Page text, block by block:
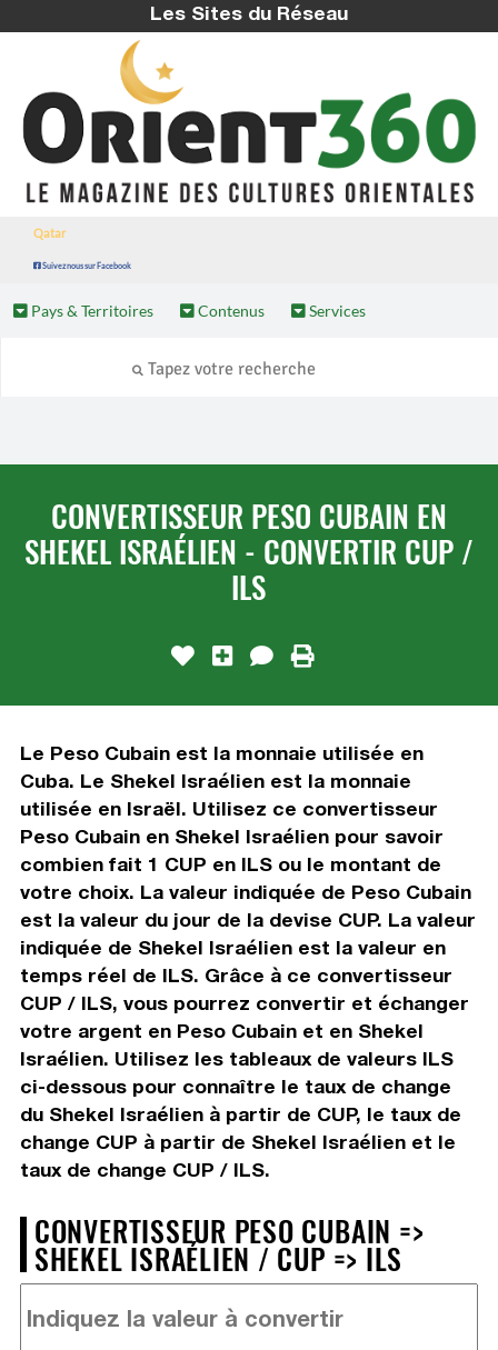
Les Sites du Réseau
Qatar
Suivez nous sur Facebook
Pays & Territoires Contenus Services
CONVERTISSEUR PESO CUBAIN EN
SHEKEL ISRAÉLIEN - CONVERTIR CUP /
ILS
Le Peso Cubain est la monnaie utilisée en
Cuba. Le Shekel Israélien est la monnaie
utilisée en Israël. Utilisez ce convertisseur
Peso Cubain en Shekel Israélien pour savoir
combien fait 1 CUP en ILS ou le montant de
votre choix. La valeur indiquée de Peso Cubain
est la valeur du jour de la devise CUP. La valeur
indiquée de Shekel Israélien est la valeur en
temps réel de ILS. Grâce à ce convertisseur
CUP / ILS, vous pourrez convertir et échanger
votre argent en Peso Cubain et en Shekel
Israélien. Utilisez les tableaux de valeurs ILS
ci-dessous pour connaître le taux de change
du Shekel Israélien à partir de CUP, le taux de
change CUP à partir de Shekel Israélien et le
taux de change CUP / ILS.
CONVERTISSEUR PESO CUBAIN =>
SHEKEL ISRAÉLIEN / CUP => ILS